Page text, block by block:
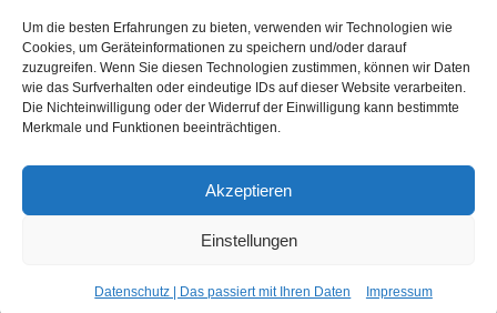
Um die besten Erfahrungen zu bieten, verwenden wir Technologien wie
Cookies, um Geräteinformationen zu speichern und/oder darauf
zuzugreifen. Wenn Sie diesen Technologien zustimmen, können wir Daten
wie das Surfverhalten oder eindeutige IDs auf dieser Website verarbeiten.
Die Nichteinwilligung oder der Widerruf der Einwilligung kann bestimmte
Merkmale und Funktionen beeinträchtigen.
Akzeptieren
Einstellungen
Datenschutz | Das passiert mit Ihren Daten Impressum
Konto: 60-742493-7
IBAN: CH31 0900 0000 6074 2493 7
BIC: POFICHBEXXX
CBN Deutschland © 2024
Kontakt
Impressum
Cookie Policy